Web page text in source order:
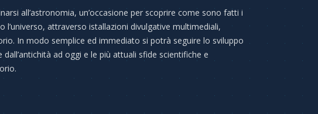
all’astronomia, un’occasione per scoprire come sono fatti i
attraverso istallazioni divulgative multimediali,
In modo semplice ed immediato si potrà seguire lo sviluppo
ad oggi e le più attuali sfide scientifiche e